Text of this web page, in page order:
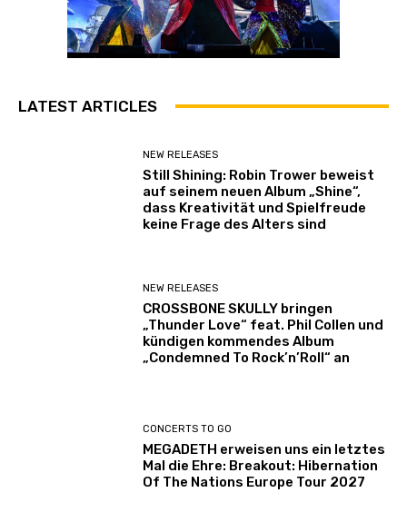
LATEST ARTICLES
NEW RELEASES
Still Shining: Robin Trower beweist
auf seinem neuen Album „Shine“,
dass Kreativität und Spielfreude
keine Frage des Alters sind
NEW RELEASES
CROSSBONE SKULLY bringen
„Thunder Love“ feat. Phil Collen und
kündigen kommendes Album
„Condemned To Rock’n’Roll“ an
CONCERTS TO GO
MEGADETH erweisen uns ein letztes
Mal die Ehre: Breakout: Hibernation
Of The Nations Europe Tour 2027